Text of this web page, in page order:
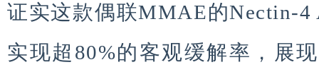
证实这款偶联MMAE的Nectin-4
实现超80%的客观缓解率，展